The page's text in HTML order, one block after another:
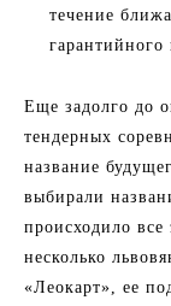
течение
гарантийного
Еще задолго до
тендерных
название
выбирали
происходило все
несколько
«Леокарт», ее